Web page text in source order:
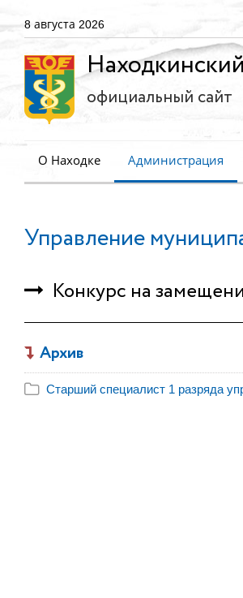
8 августа 2026
официальный сайт
О Находке Администрация
Управление
Конкурс на
Архив
Старший специалист 1 разряда